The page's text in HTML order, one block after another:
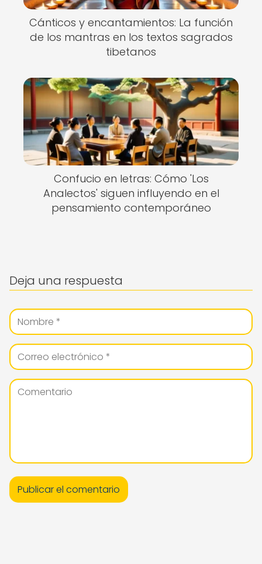
Cánticos y encantamientos: La función
de los mantras en los textos sagrados
tibetanos
Confucio en letras: Cómo 'Los
Analectos' siguen influyendo en el
pensamiento contemporáneo
Deja una respuesta